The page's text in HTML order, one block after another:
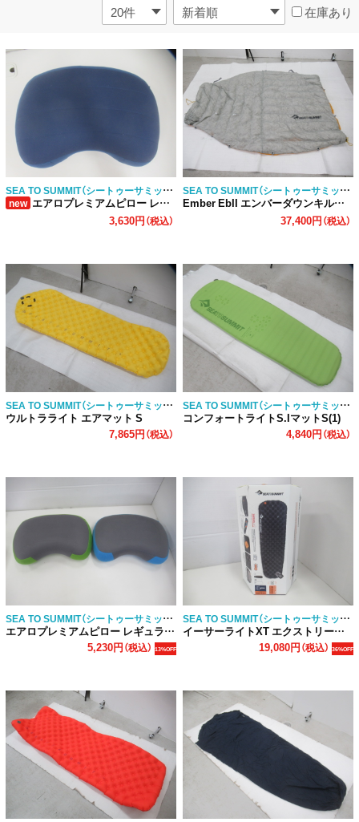
在庫あり
SEA TO SUMMIT（シートゥーサミット）
new エアロプレミアムピロー レギュラー
3,630円（税込）
SEA TO SUMMIT（シートゥーサミット）
Ember EbII エンバーダウンキルト レギュラー
37,400円（税込）
SEA TO SUMMIT（シートゥーサミット）
ウルトラライト エアマット S
7,865円（税込）
SEA TO SUMMIT（シートゥーサミット）
コンフォートライトS.IマットS(1)
4,840円（税込）
SEA TO SUMMIT（シートゥーサミット）
エアロプレミアムピロー レギュラー 2点セット
5,230円（税込） 13%OFF
SEA TO SUMMIT（シートゥーサミット）
イーサーライトXT エクストリーム ラージ
19,080円（税込） 36%OFF